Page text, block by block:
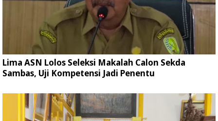
Lima ASN Lolos Seleksi Makalah Calon Sekda
Sambas, Uji Kompetensi Jadi Penentu